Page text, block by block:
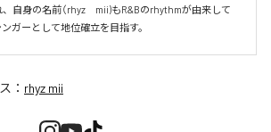
自身の名前（rhyz　mii)もR&Bのrhythmが由来して
ガーとして地位確立を目指す。
： rhyz mii